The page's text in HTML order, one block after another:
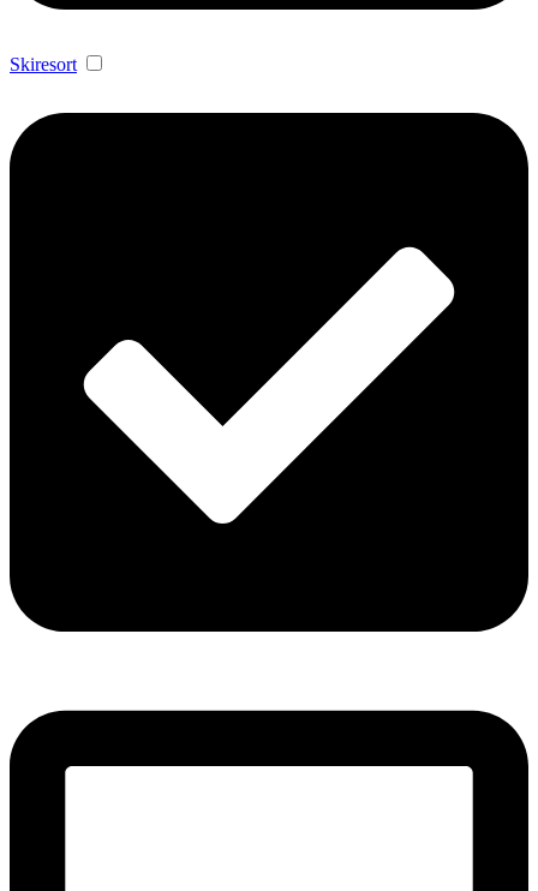
Skiresort